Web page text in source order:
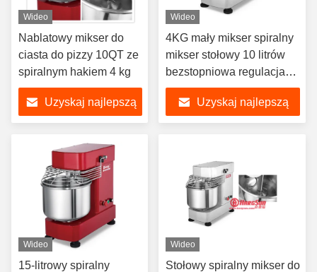
Wideo
Nablatowy mikser do
ciasta do pizzy 10QT ze
spiralnym hakiem 4 kg
Uzyskaj najlepszą
Wideo
4KG mały mikser spiralny
mikser stołowy 10 litrów
bezstopniowa regulacja
prędkości
Uzyskaj najlepszą
Wideo
15-litrowy spiralny
Wideo
Stołowy spiralny mikser do